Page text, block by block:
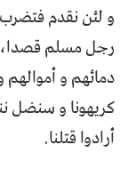
و لئن نقدم فتضرب
رجل مسلم قصدا،
دمائهم و
كريهونا و سنضل
أرادوا قتلنا.